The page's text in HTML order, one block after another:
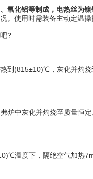
氧化铝等制成，电热丝为镍
。使用时需装备主动定温操
?
(815±10)℃，灰化并灼烧
中灰化并灼烧至质量恒定
温度下，隔绝空气加热